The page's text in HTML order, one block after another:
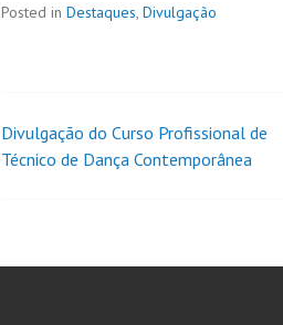
Posted in Destaques, Divulgação
Divulgação do Curso Profissional de
Técnico de Dança Contemporânea